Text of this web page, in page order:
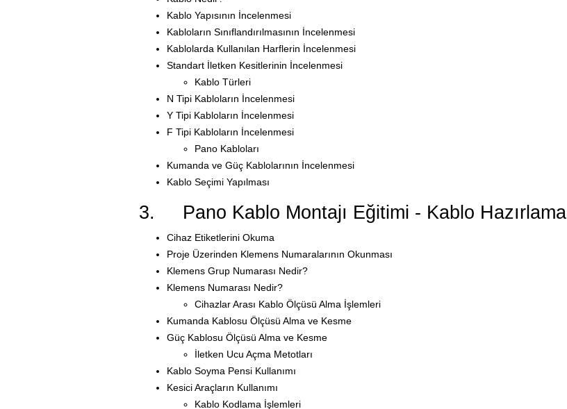
Kablo Yapısının İncelenmesi
Kabloların Sınıflandırılmasının İncelenmesi
Kablolarda Kullanılan Harflerin İncelenmesi
Standart İletken Kesitlerinin İncelenmesi
Kablo Türleri
N Tipi Kabloların İncelenmesi
Y Tipi Kabloların İncelenmesi
F Tipi Kabloların İncelenmesi
Pano Kabloları
Kumanda ve Güç Kablolarının İncelenmesi
Kablo Seçimi Yapılması
3. Pano Kablo Montajı Eğitimi - Kablo Hazırlama
Cihaz Etiketlerini Okuma
Proje Üzerinden Klemens Numaralarının Okunması
Klemens Grup Numarası Nedir?
Klemens Numarası Nedir?
Cihazlar Arası Kablo Ölçüsü Alma İşlemleri
Kumanda Kablosu Ölçüsü Alma ve Kesme
Güç Kablosu Ölçüsü Alma ve Kesme
İletken Ucu Açma Metotları
Kablo Soyma Pensi Kullanımı
Kesici Araçların Kullanımı
Kablo Kodlama İşlemleri